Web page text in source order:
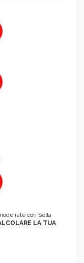
rate con Sella
LA TUA